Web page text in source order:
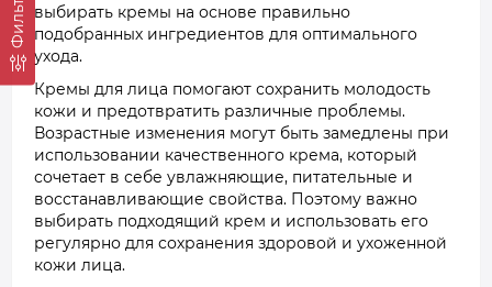
Фильтр выбирать кремы на основе правильно
подобранных ингредиентов для оптимального
ухода.
Кремы для лица помогают сохранить молодость
кожи и предотвратить различные проблемы.
Возрастные изменения могут быть замедлены при
использовании качественного крема, который
сочетает в себе увлажняющие, питательные и
восстанавливающие свойства. Поэтому важно
выбирать подходящий крем и использовать его
регулярно для сохранения здоровой и ухоженной
кожи лица.